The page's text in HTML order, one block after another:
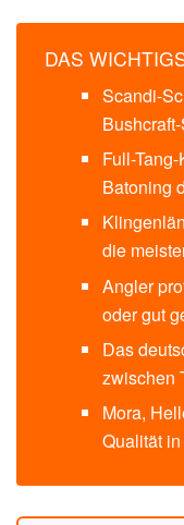
DAS
Scandi-
Full-
Batoning
die
Angler
oder gut
Das
zwischen
Mora,
Qualität